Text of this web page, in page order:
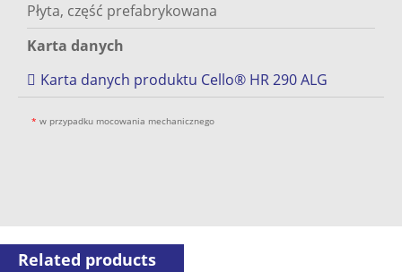
Płyta, część prefabrykowana
Karta danych
Karta danych produktu Cello® HR 290 ALG
* w przypadku mocowania mechanicznego
Related products